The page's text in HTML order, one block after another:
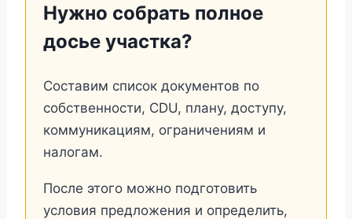
Нужно собрать полное
досье участка?
Составим список документов по
собственности, CDU, плану, доступу,
коммуникациям, ограничениям и
налогам.
После этого можно подготовить
условия предложения и определить,